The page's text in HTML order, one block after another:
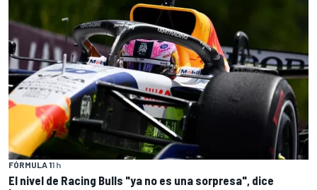
FÓRMULA 11 h
El nivel de Racing Bulls "ya no es una sorpresa", dice